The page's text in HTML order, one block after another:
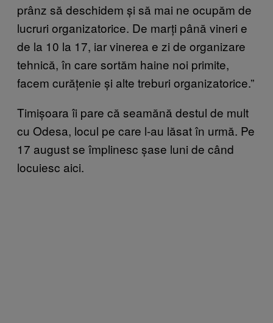
prânz să deschidem și să mai ne ocupăm de
lucruri organizatorice. De marți până vineri e
de la 10 la 17, iar vinerea e zi de organizare
tehnică, în care sortăm haine noi primite,
facem curățenie și alte treburi organizatorice.”
Timișoara îi pare că seamănă destul de mult
cu Odesa, locul pe care l-au lăsat în urmă. Pe
17 august se împlinesc șase luni de când
locuiesc aici.